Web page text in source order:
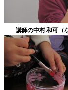
講師の中村 和可（